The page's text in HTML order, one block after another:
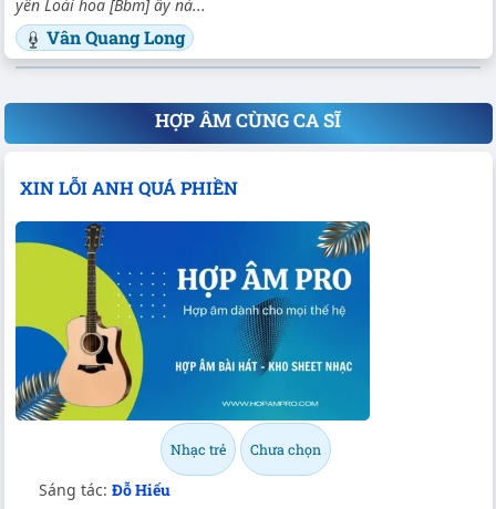
уên Loài hoa [Bbm] ấу nà...
Vân Quang Long
HỢP ÂM CÙNG CA SĨ
XIN LỖI ANH QUÁ PHIỀN
Nhạc trẻ Chưa chọn
Sáng tác: Đỗ Hiếu